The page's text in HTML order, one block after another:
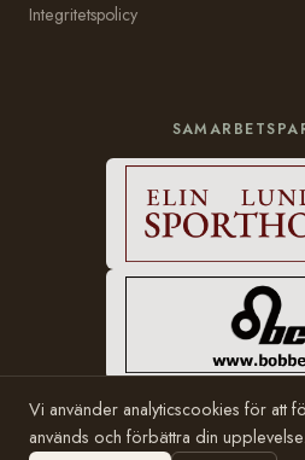
Integritetspolicy
© 2006–2026 Häststam.se · Grundad
Vi använder analyticscookies för att
används och förbättra din upplevelse.